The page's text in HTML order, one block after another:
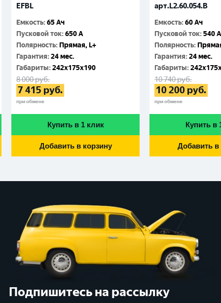
EFBL
Емкость:65 Ач
Пусковой ток:650 A
Полярность: Прямая, L+
Гарантия:24 мес.
Габариты:242x175x190
8 000руб.
7 415 руб.
при обмене
Купить в 1 клик
Добавить в корзину
арт.L2.60.054.B
Емкость:60 Ач
Пусковой ток:540 A
Полярность:
Гарантия:24 мес.
Габариты:
10 740руб.
10 200 руб.
при обмене
Купить в
Добавить в
Подпишитесь на рассылку